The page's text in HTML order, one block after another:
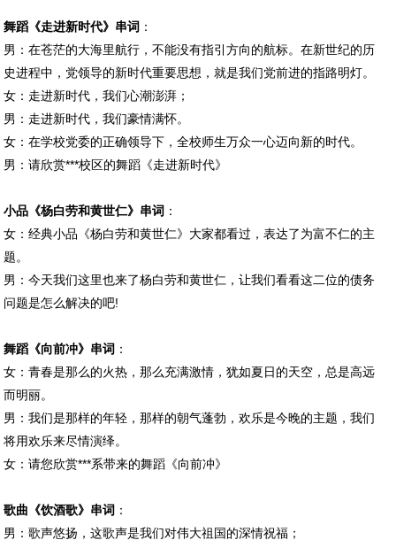
舞蹈《走进新时代》串词 ：
男：在苍茫的大海里航行，不能没有指引方向的航标。在新世纪的历
史进程中，党领导的新时代重要思想，就是我们党前进的指路明灯。
女：走进新时代，我们心潮澎湃；
男：走进新时代，我们豪情满怀。
女：在学校党委的正确领导下，全校师生万众一心迈向新的时代。
男：请欣赏***校区的舞蹈《走进新时代》
小品《杨白劳和黄世仁》串词 ：
女：经典小品《杨白劳和黄世仁》大家都看过，表达了为富不仁的主
题。
男：今天我们这里也来了杨白劳和黄世仁，让我们看看这二位的债务
问题是怎么解决的吧!
舞蹈《向前冲》串词 ：
女：青春是那么的火热，那么充满激情，犹如夏日的天空，总是高远
而明丽。
男：我们是那样的年轻，那样的朝气蓬勃，欢乐是今晚的主题，我们
将用欢乐来尽情演绎。
女：请您欣赏***系带来的舞蹈《向前冲》
歌曲《饮酒歌》串词 ：
男：歌声悠扬，这歌声是我们对伟大祖国的深情祝福；